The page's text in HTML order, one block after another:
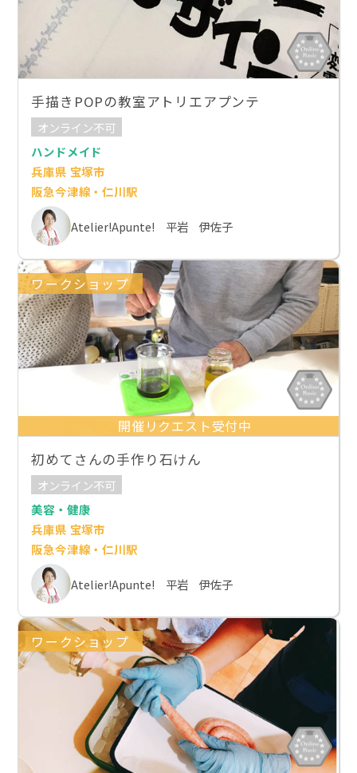
手描きPOPの教室アトリエアプンテ
オンライン不可
ハンドメイド
兵庫県 宝塚市
阪急今津線・仁川駅
Atelier!Apunte! 平岩 伊佐子
ワークショップ
開催リクエスト受付中
初めてさんの手作り石けん
オンライン不可
美容・健康
兵庫県 宝塚市
阪急今津線・仁川駅
Atelier!Apunte! 平岩 伊佐子
ワークショップ